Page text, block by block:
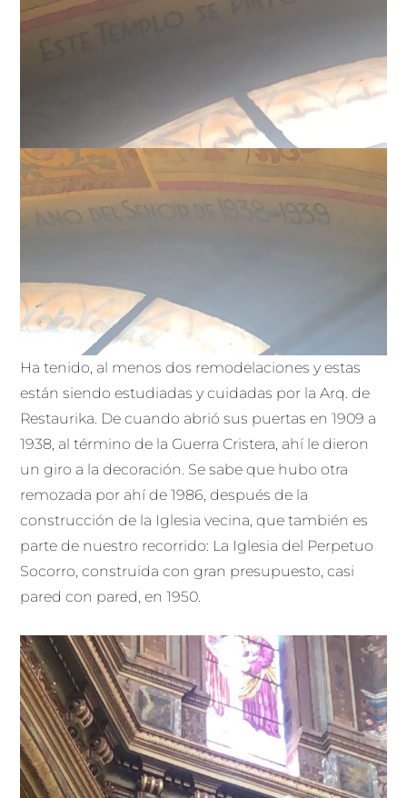
Ha tenido, al menos dos remodelaciones y estas
están siendo estudiadas y cuidadas por la Arq. de
Restaurika. De cuando abrió sus puertas en 1909 a
1938, al término de la Guerra Cristera, ahí le dieron
un giro a la decoración. Se sabe que hubo otra
remozada por ahí de 1986, después de la
construcción de la Iglesia vecina, que también es
parte de nuestro recorrido: La Iglesia del Perpetuo
Socorro, construida con gran presupuesto, casi
pared con pared, en 1950.